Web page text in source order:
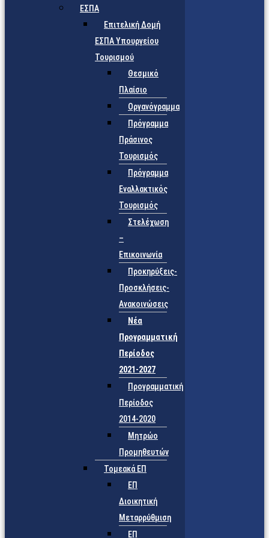
ΕΣΠΑ
Επιτελική Δομή
ΕΣΠΑ Υπουργείου
Τουρισμού
Θεσμικό
Πλαίσιο
Οργανόγραμμα
Πρόγραμμα
Πράσινος
Τουρισμός
Πρόγραμμα
Εναλλακτικός
Τουρισμός
Στελέχωση
–
Επικοινωνία
Προκηρύξεις-
Προσκλήσεις-
Ανακοινώσεις
Νέα
Προγραμματική
Περίοδος
2021-2027
Προγραμματική
Περίοδος
2014-2020
Μητρώο
Προμηθευτών
Τομεακά ΕΠ
ΕΠ
Διοικητική
Μεταρρύθμιση
ΕΠ